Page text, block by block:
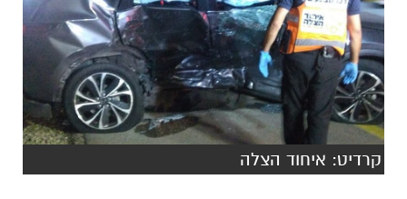
קרדיט: איחוד הצלה